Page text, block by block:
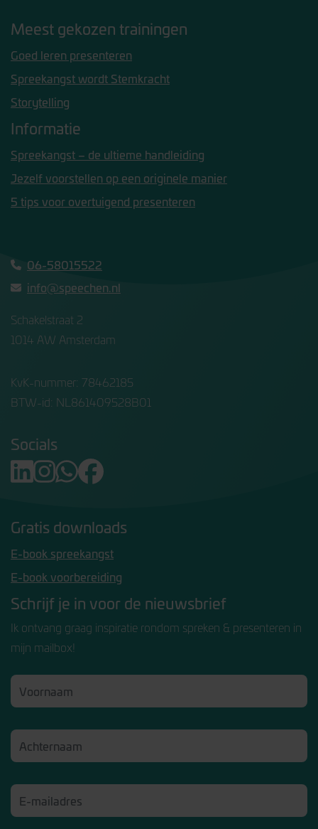
Meest gekozen trainingen
Goed leren presenteren
Spreekangst wordt Stemkracht
Storytelling
Informatie
Spreekangst – de ultieme handleiding
Jezelf voorstellen op een originele manier
5 tips voor overtuigend presenteren
06-58015522
info@speechen.nl
Schakelstraat 2
1014 AW Amsterdam
KvK-nummer: 78462185
BTW-id: NL861409528B01
Socials
Gratis downloads
E-book spreekangst
E-book voorbereiding
Schrijf je in voor de nieuwsbrief
Ik ontvang graag inspiratie rondom spreken & presenteren in
mijn mailbox!